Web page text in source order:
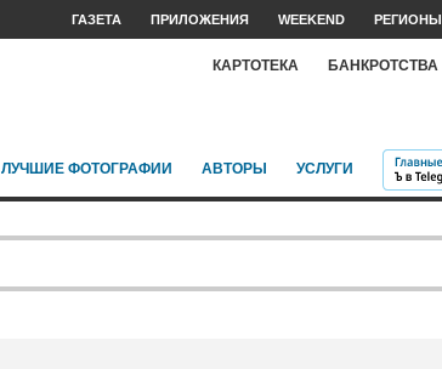
ГАЗЕТА ПРИЛОЖЕНИЯ WEEKEND РЕГИОНЫ
КАРТОТЕКА БАНКРОТСТВА
ЛУЧШИЕ ФОТОГРАФИИ АВТОРЫ УСЛУГИ